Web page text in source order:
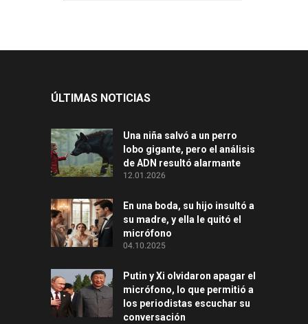
ÚLTIMAS NOTICIAS
Una niña salvó a un perro
lobo gigante, pero el análisis
de ADN resultó alarmante
12.01.2026
En una boda, su hijo insultó a
su madre, y ella le quitó el
micrófono
04.10.2025
Putin y Xi olvidaron apagar el
micrófono, lo que permitió a
los periodistas escuchar su
conversación